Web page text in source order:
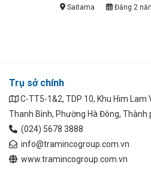
Saitama
Đăng 2
Trụ sở chính
C-TT5-1&2, TDP 10, Khu Him Lam
Thanh Bình, Phường Hà Đông, Thành
(024) 5678 3888
info@tramincogroup.com.vn
www.tramincogroup.com.vn